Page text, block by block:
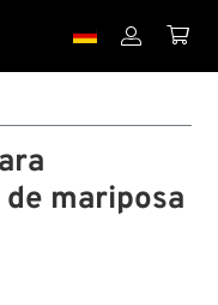
 
mariposa